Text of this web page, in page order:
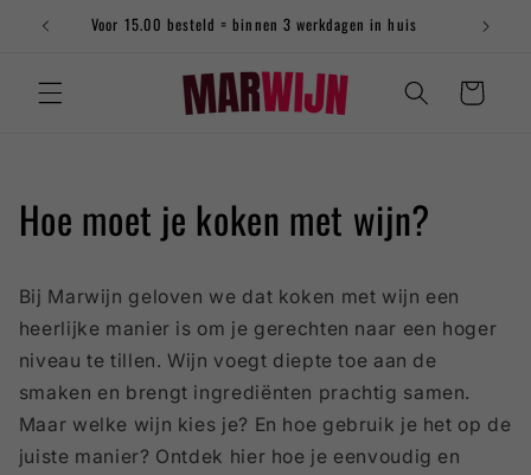
naar
de
Voor 15.00 besteld = binnen 3 werkdagen in huis
Winkelwagen
Hoe moet je koken met wijn?
Bij Marwijn geloven we dat koken met wijn een
heerlijke manier is om je gerechten naar een hoger
niveau te tillen. Wijn voegt diepte toe aan de
smaken en brengt ingrediënten prachtig samen.
Maar welke wijn kies je? En hoe gebruik je het op de
juiste manier? Ontdek hier hoe je eenvoudig en